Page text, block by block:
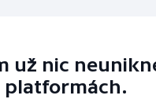
už nic
platformách.